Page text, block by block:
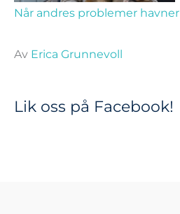
Når andres problemer
Av Erica Grunnevoll
Lik oss på Facebook!